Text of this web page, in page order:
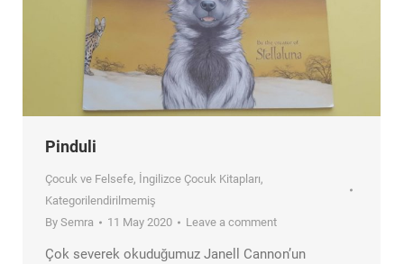
Pinduli
Çocuk ve Felsefe, İngilizce Çocuk Kitapları,
Kategorilendirilmemiş
By Semra 11 May 2020 Leave a comment
Çok severek okuduğumuz Janell Cannon’un